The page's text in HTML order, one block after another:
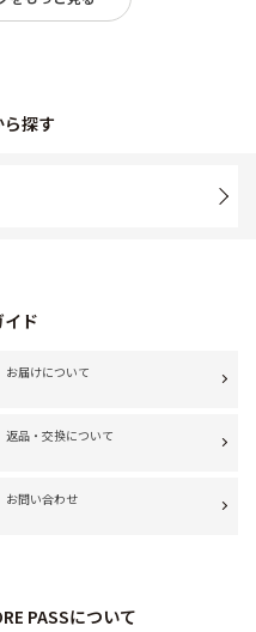
探す
イド
お届けについて
返品・交換について
お問い合わせ
PASSについて